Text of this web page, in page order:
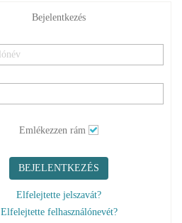
Bejelentkezés
Emlékezzen rám
BEJELENTKEZÉS
Elfelejtette jelszavát?
Elfelejtette felhasználónevét?